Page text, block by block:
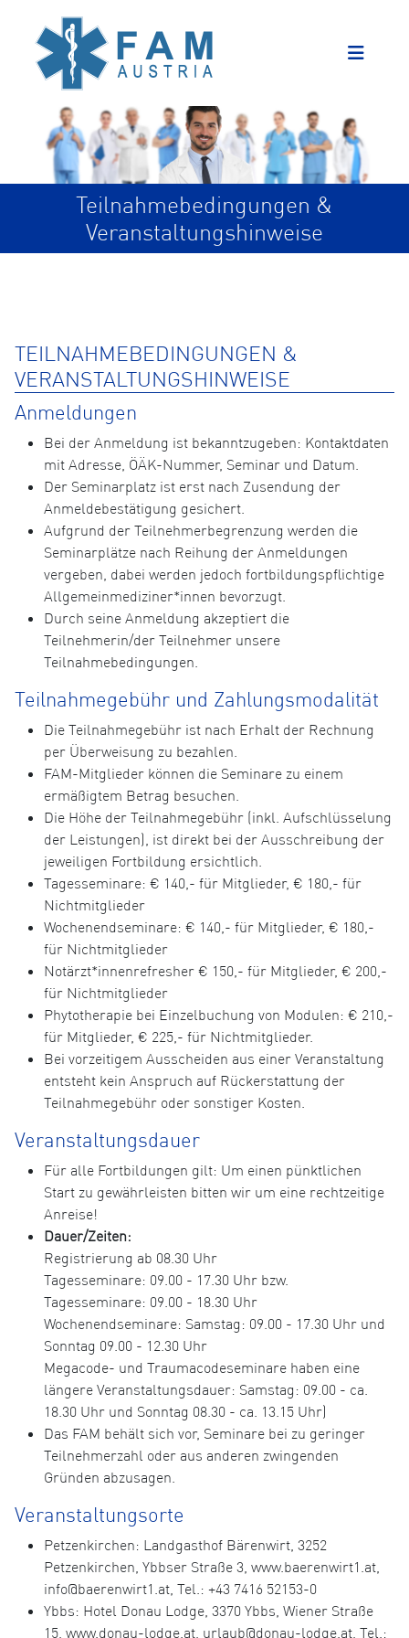
Teilnahmebedingungen &
Veranstaltungshinweise
TEILNAHMEBEDINGUNGEN &
VERANSTALTUNGSHINWEISE
Anmeldungen
Bei der Anmeldung ist bekanntzugeben: Kontaktdaten
mit Adresse, ÖÄK-Nummer, Seminar und Datum.
Der Seminarplatz ist erst nach Zusendung der
Anmeldebestätigung gesichert.
Aufgrund der Teilnehmerbegrenzung werden die
Seminarplätze nach Reihung der Anmeldungen
vergeben, dabei werden jedoch fortbildungspflichtige
Allgemeinmediziner*innen bevorzugt.
Durch seine Anmeldung akzeptiert die
Teilnehmerin/der Teilnehmer unsere
Teilnahmebedingungen.
Teilnahmegebühr und Zahlungsmodalität
Die Teilnahmegebühr ist nach Erhalt der Rechnung
per Überweisung zu bezahlen.
FAM-Mitglieder können die Seminare zu einem
ermäßigtem Betrag besuchen.
Die Höhe der Teilnahmegebühr (inkl. Aufschlüsselung
der Leistungen), ist direkt bei der Ausschreibung der
jeweiligen Fortbildung ersichtlich.
Tagesseminare: € 140,- für Mitglieder, € 180,- für
Nichtmitglieder
Wochenendseminare: € 140,- für Mitglieder, € 180,-
für Nichtmitglieder
Notärzt*innenrefresher € 150,- für Mitglieder, € 200,-
für Nichtmitglieder
Phytotherapie bei Einzelbuchung von Modulen: € 210,-
für Mitglieder, € 225,- für Nichtmitglieder.
Bei vorzeitigem Ausscheiden aus einer Veranstaltung
entsteht kein Anspruch auf Rückerstattung der
Teilnahmegebühr oder sonstiger Kosten.
Veranstaltungsdauer
Für alle Fortbildungen gilt: Um einen pünktlichen
Start zu gewährleisten bitten wir um eine rechtzeitige
Anreise!
Dauer/Zeiten:
Registrierung ab 08.30 Uhr
Tagesseminare: 09.00 - 17.30 Uhr bzw.
Tagesseminare: 09.00 - 18.30 Uhr
Wochenendseminare: Samstag: 09.00 - 17.30 Uhr und
Sonntag 09.00 - 12.30 Uhr
Megacode- und Traumacodeseminare haben eine
längere Veranstaltungsdauer: Samstag: 09.00 - ca.
18.30 Uhr und Sonntag 08.30 - ca. 13.15 Uhr)
Das FAM behält sich vor, Seminare bei zu geringer
Teilnehmerzahl oder aus anderen zwingenden
Gründen abzusagen.
Veranstaltungsorte
Petzenkirchen: Landgasthof Bärenwirt, 3252
Petzenkirchen, Ybbser Straße 3, www.baerenwirt1.at,
info@baerenwirt1.at, Tel.: +43 7416 52153-0
Ybbs: Hotel Donau Lodge, 3370 Ybbs, Wiener Straße
15, www.donau-lodge.at, urlaub@donau-lodge.at, Tel.: